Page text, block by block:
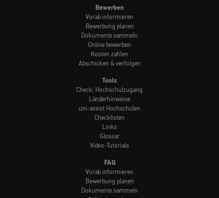
Bewerben
Vorab informieren
Bewerbung planen
Dokumente sammeln
Online bewerben
Kosten zahlen
Abschicken & verfolgen
Tools
Check: Hochschulzugang
Länderhinweise
uni-assist Hochschulen
Checklisten
Links
Glossar
Video-Tutorials
FAQ
Vorab informieren
Bewerbung planen
Dokumente sammeln